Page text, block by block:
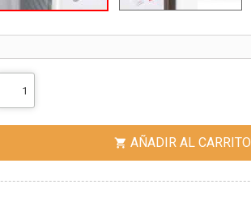
 AÑADIR AL CARRITO